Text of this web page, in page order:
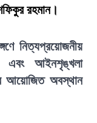
রহমান।
নিত্যপ্রয়োজনীয়
এবং আইনশৃঙ্খলা
আয়োজিত অবস্থান